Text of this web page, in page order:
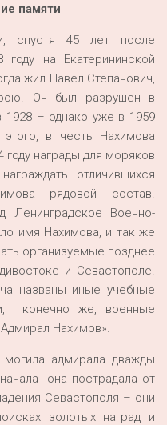
памяти
спустя 45 лет после
на Екатерининской
жил Павел Степанович,
Он был разрушен в
1928 – однако уже в 1959
в честь Нахимова
награды для моряков
отличившихся
рядовой состав.
Ленинградское Военно-
имя Нахимова, и так же
организуемые позднее
и Севастополе.
названы иные учебные
конечно же, военные
Нахимов».
адмирала дважды
она пострадала от
Севастополя – они
золотых наград и